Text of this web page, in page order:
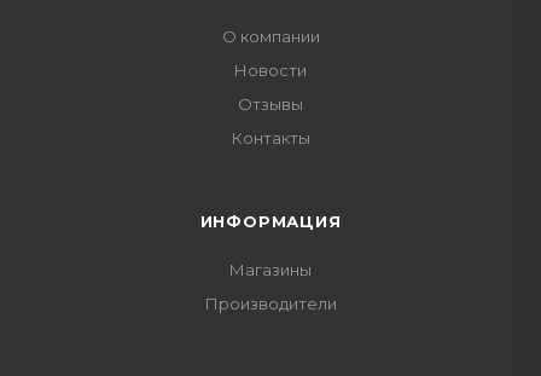
О компании
Новости
Отзывы
Контакты
ИНФОРМАЦИЯ
Магазины
Производители